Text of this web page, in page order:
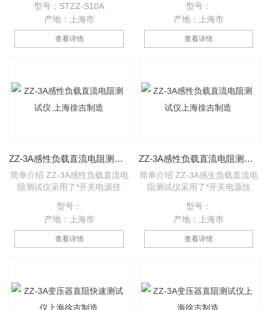
压器三相绕组直流电阻而优化设
计的。三回路变压器直流电阻测
试仪可对变压器的三相绕组直流
电阻进行同时测试。对有载调压
相测量的三分之一，可大大缩短
工作时间和劳动强度。
型号：STZZ-S10A
产地：上海市
查看详情
部分由四位半LCD液晶显示测量
结果，三位半LCD液晶显示环境
温度或测试电流值，克服了其它
同类产品由LED显示值在阳光下
试仪具有测速快、精度高、显示
直观、抗干扰能力强、体积小、
耗电省、测试数据稳定可靠、不
型号：
产地：上海市
查看详情
ZZ-3A感性负载直流电阻测试仪 上海徐吉制造
简单介绍 ZZ-3A感性负载直流电
阻测试仪采用了*开关电源技
倍，显示部分由四位半LCD液晶
显示测量结果，三位半LCD液晶
显示环境温度或测试电流值，克
服了其它同类产品由LED显示值
阻快速测试仪具有测速快、精度
高、显示直观、抗干扰能力强、
体积小、耗电省、测试数据稳定
型号：
产地：上海市
查看详情
ZZ-3A感性负载直流电阻测试仪上海徐吉制造
简单介绍 ZZ-3A感生负载直流电
阻测试仪采用了*开关电源技
倍，显示部分由四位半LCD液晶
显示测量结果，三位半LCD液晶
显示环境温度或测试电流值，克
服了其它同类产品由LED显示值
阻快速测试仪具有测速快、精度
高、显示直观、抗干扰能力强、
体积小、耗电省、测试数据稳定
型号：
产地：上海市
查看详情